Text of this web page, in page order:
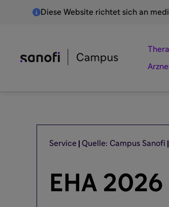
Diese Website richtet sich an
Service Quelle: Campus Sanofi
EHA 2026